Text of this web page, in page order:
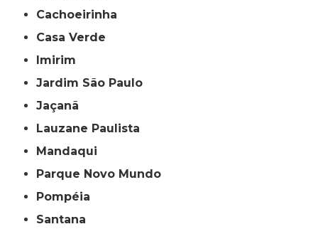
Cachoeirinha
Casa Verde
Imirim
Jardim São Paulo
Jaçanã
Lauzane Paulista
Mandaqui
Parque Novo Mundo
Pompéia
Santana